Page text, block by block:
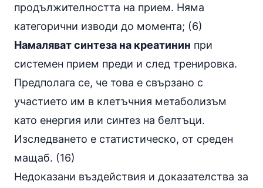
продължителността на прием. Няма
категорични изводи до момента; (6)
Намаляват синтеза на креатинин при
системен прием преди и след тренировка.
Предполага се, че това е свързано с
участието им в клетъчния метаболизъм
като енергия или синтез на белтъци.
Изследването е статистическо, от среден
мащаб. (16)
Недоказани въздействия и доказателства за